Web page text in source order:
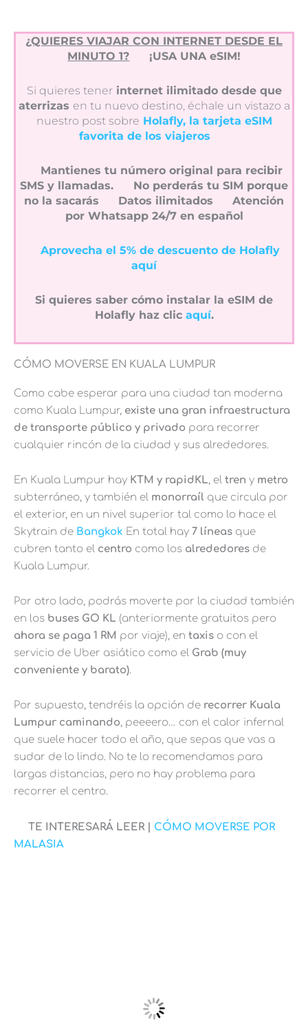
¿QUIERES VIAJAR CON INTERNET DESDE EL
MINUTO 1?
¡USA UNA eSIM!
Si quieres tenerinternet ilimitado desde que
aterrizas en tu nuevo destino, échale un vistazo a
nuestro post sobre Holafly, la tarjeta eSIM
favorita de los viajeros
Mantienes tu número original para recibir
SMS y llamadas.
No perderás tu SIM porque
no la sacarás
Datos ilimitados
Atención
por Whatsapp 24/7 en español
Aprovecha el 5% de descuento de Holafly
aquí
Si quieres saber cómo instalar la eSIM de
Holafly haz clic aquí.
CÓMO MOVERSE EN KUALA LUMPUR
Como cabe esperar para una ciudad tan moderna
como Kuala Lumpur, existe una gran infraestructura
de transporte público y privado para recorrer
cualquier rincón de la ciudad y sus alrededores.
En Kuala Lumpur hay KTM y rapidKL, el tren y metro
subterráneo, y también el monorraíl que circula por
el exterior, en un nivel superior tal como lo hace el
Skytrain de Bangkok En total hay 7 líneas que
cubren tanto el centro como los alrededores de
Kuala Lumpur.
Por otro lado, podrás moverte por la ciudad también
en los buses GO KL (anteriormente gratuitos pero
ahora se paga 1 RM por viaje), en taxis o con el
servicio de Uber asiático como el Grab (muy
conveniente y barato).
Por supuesto, tendréis la opción de recorrer Kuala
Lumpur caminando, peeeero… con el calor infernal
que suele hacer todo el año, que sepas que vas a
sudar de lo lindo. No te lo recomendamos para
largas distancias, pero no hay problema para
recorrer el centro.
TE INTERESARÁ LEER | CÓMO MOVERSE POR
MALASIA